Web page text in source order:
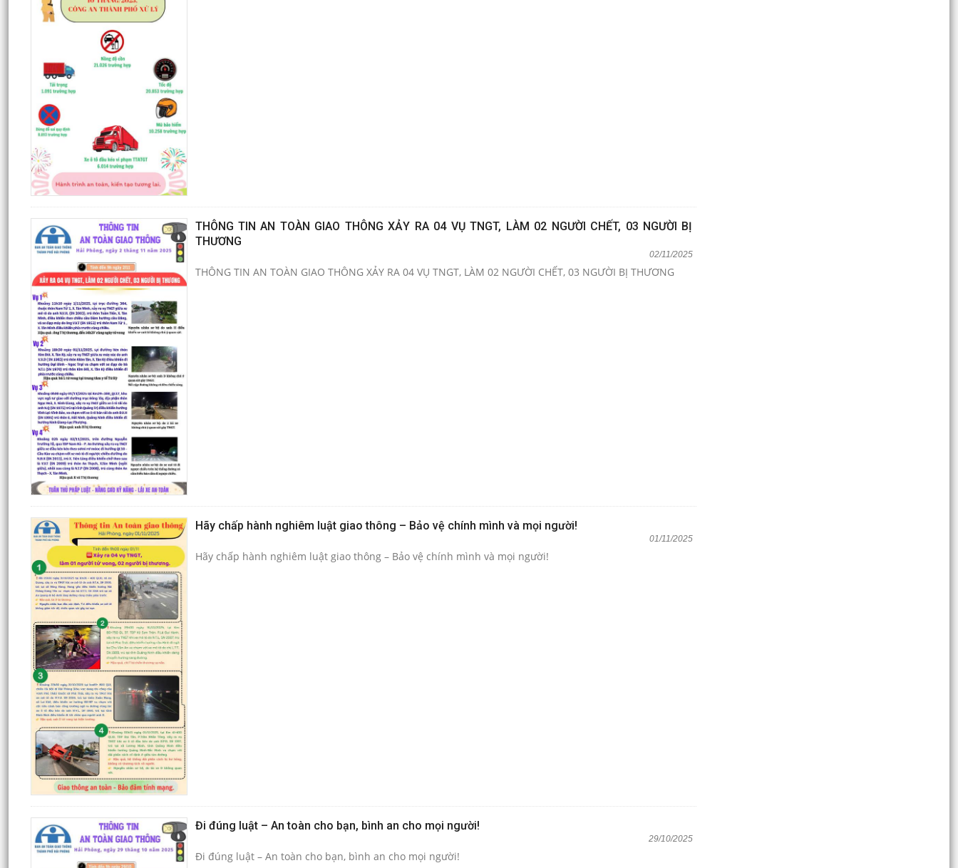
THÔNG TIN AN TOÀN GIAO THÔNG XẢY RA 04 VỤ TNGT, LÀM 02 NGƯỜI CHẾT, 03 NGƯỜI BỊ
THƯƠNG
02/11/2025
THÔNG TIN AN TOÀN GIAO THÔNG XẢY RA 04 VỤ TNGT, LÀM 02 NGƯỜI CHẾT, 03 NGƯỜI BỊ THƯƠNG
Hãy chấp hành nghiêm luật giao thông – Bảo vệ chính mình và mọi người!
01/11/2025
Hãy chấp hành nghiêm luật giao thông – Bảo vệ chính mình và mọi người!
Đi đúng luật – An toàn cho bạn, bình an cho mọi người!
29/10/2025
Đi đúng luật – An toàn cho bạn, bình an cho mọi người!